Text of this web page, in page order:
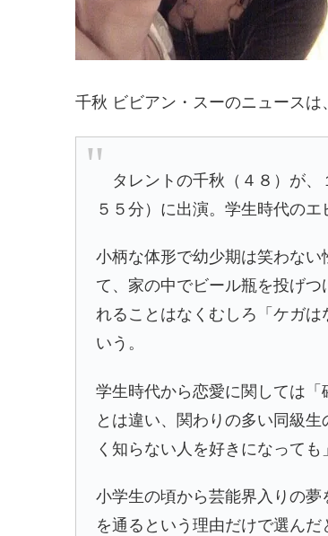
千秋 ビビアン・スーのニュースは
タレントの千秋（４８）が、
５５分）に出演。学生時代の
小柄な体形で幼少期は笑わな
て、家の中でビール瓶を投げ
れることはなくむしろ「ケガ
いう。
学生時代から恋愛に関しては
とは違い、関わりの多い同級
く知らない人を好きになって
小学生の頃から芸能界入りの
を通るという理由だけで選んだ